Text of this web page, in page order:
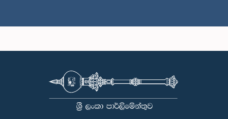
ප.ව. 1:50 - ප.ව. 1:59